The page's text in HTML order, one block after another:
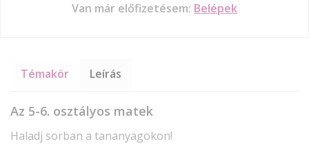
Van már előfizetésem: Belépek
Témakör Leírás
Az 5-6. osztályos matek
Haladj sorban a tananyagokon!